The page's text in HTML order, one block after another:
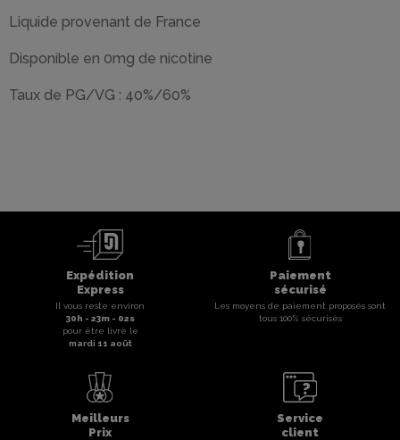
Liquide provenant de France
Disponible en 0mg de nicotine
Taux de PG/VG : 40%/60%
Expédition
Express
Il vous reste environ
30h - 23m - 01s
pour être livré le
mardi 11 août
Paiement
sécurisé
Les moyens de paiement proposés sont
tous 100% sécurisés
Meilleurs
Prix
Service
client